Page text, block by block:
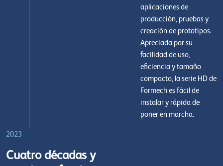
aplicaciones de
producción, pruebas y
creación de prototipos.
Apreciada por su
facilidad de uso,
eficiencia y tamaño
compacto, la serie HD de
Formech es fácil de
instalar y rápida de
poner en marcha.
2023
Cuatro décadas y